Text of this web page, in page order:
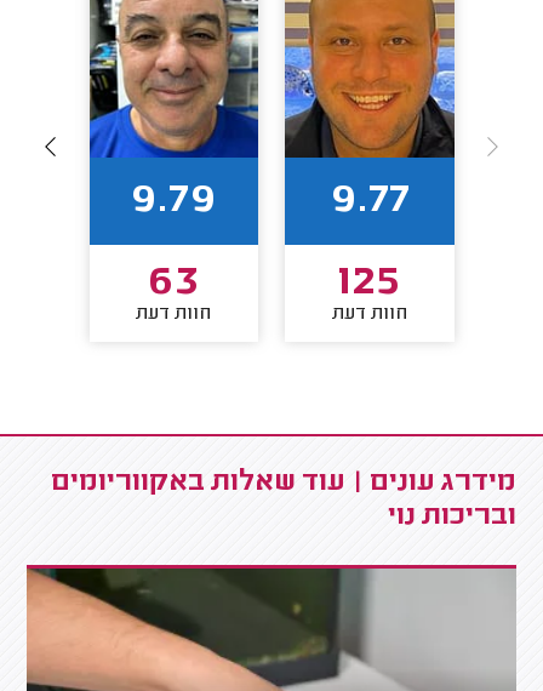
9.77
125
חוות דעת
9.79
63
חוות דעת
מידרג עונים | עוד שאלות באקווריומים
ובריכות נוי